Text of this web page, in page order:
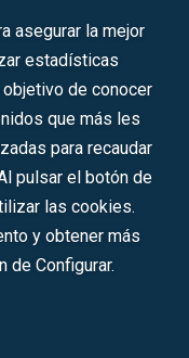
de la Innovación y las
8, F. 129, H. 201.307.
asegurar la mejor
estadísticas
de conocer
que más les
para recaudar
pulsar el botón de
las cookies.
y obtener más
de Configurar.